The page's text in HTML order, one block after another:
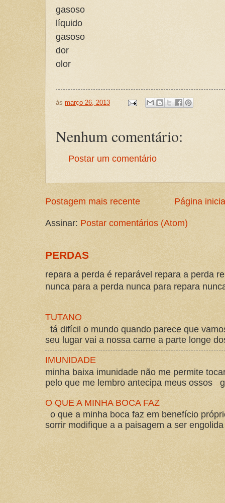
gasoso
líquido
gasoso
dor
olor
às março 26, 2013
Nenhum comentário:
Postar um comentário
Postagem mais recente Página
Assinar: Postar comentários (Atom)
PERDAS
repara a perda é reparável repara a perda
nunca para a perda nunca para repara
TUTANO
tá difícil o mundo quando parece que
seu lugar vai a nossa carne a parte longe
IMUNIDADE
minha baixa imunidade não me permite
pelo que me lembro antecipa meus ossos
O QUE A MINHA BOCA FAZ
o que a minha boca faz em benefício
sorrir modifique a a paisagem a ser